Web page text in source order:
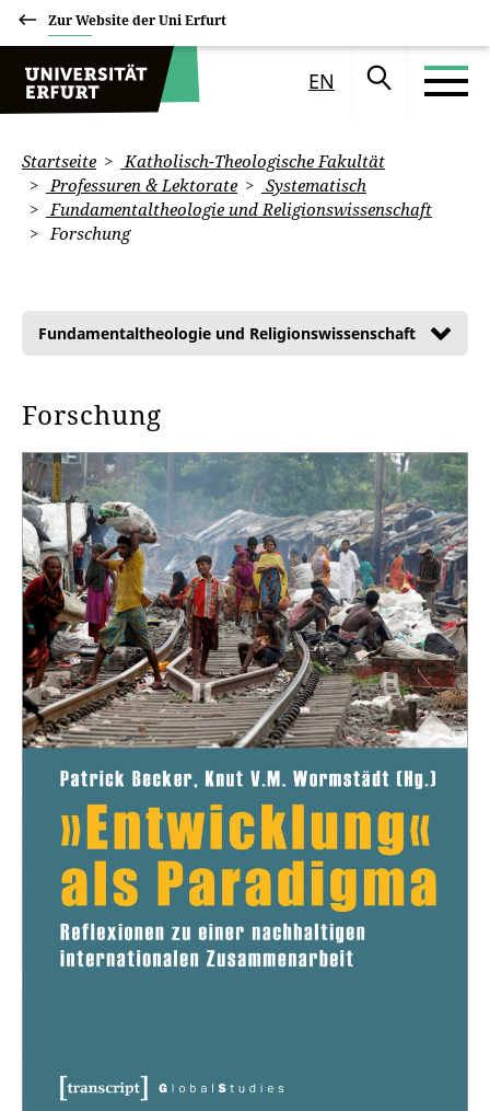
Zur Website der Uni Erfurt
EN
Startseite
Katholisch-Theologische Fakultät
Professuren & Lektorate
Systematisch
Fundamentaltheologie und Religionswissenschaft
Forschung
Fundamentaltheologie und Religionswissenschaft
Forschung